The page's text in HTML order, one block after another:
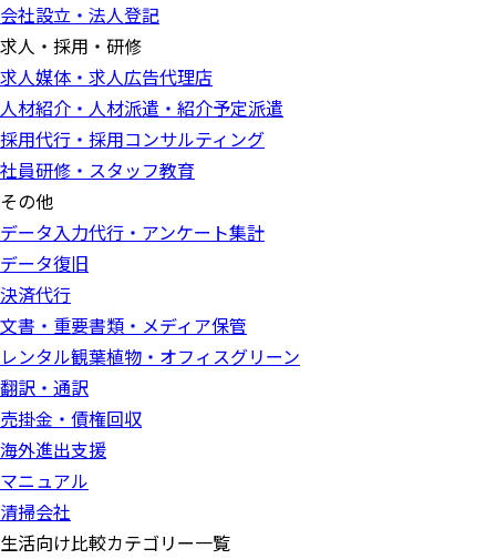
会社設立・法人登記
求人・採用・研修
求人媒体・求人広告代理店
人材紹介・人材派遣・紹介予定派遣
採用代行・採用コンサルティング
社員研修・スタッフ教育
その他
データ入力代行・アンケート集計
データ復旧
決済代行
文書・重要書類・メディア保管
レンタル観葉植物・オフィスグリーン
翻訳・通訳
売掛金・債権回収
海外進出支援
マニュアル
清掃会社
生活向け比較カテゴリー一覧